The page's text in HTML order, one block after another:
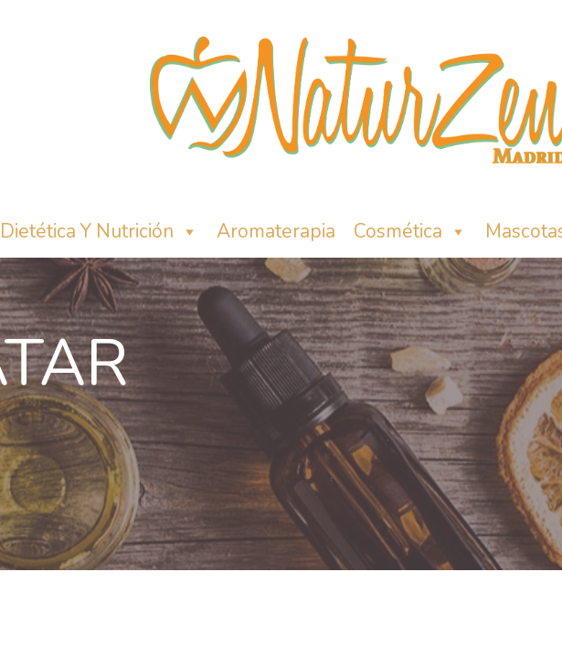
Dietética Y Nutrición Aromaterapia Cosmética